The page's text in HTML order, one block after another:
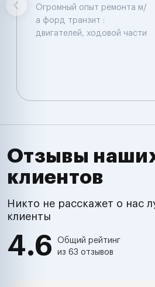
Огромный опыт ремонта м/
а форд транзит :
двигателей, ходовой части
Отзывы
клиентов
Никто не расскажет о нас
клиенты
4.6
Общий рейтинг
из 63 отзывов